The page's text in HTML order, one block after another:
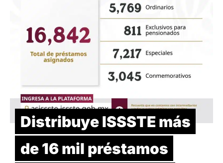
Distribuye ISSSTE más
de 16 mil préstamos